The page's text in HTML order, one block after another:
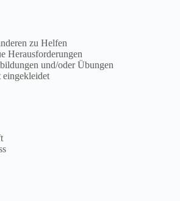
zu Helfen
Herausforderungen
und/oder Übungen